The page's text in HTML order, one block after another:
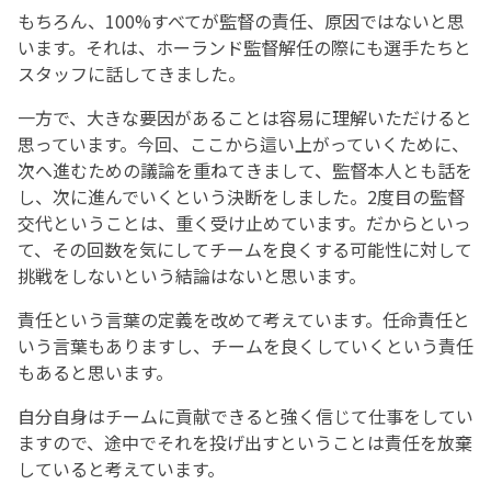
もちろん、100%すべてが監督の責任、原因ではないと思
います。それは、ホーランド監督解任の際にも選手たちと
スタッフに話してきました。
一方で、大きな要因があることは容易に理解いただけると
思っています。今回、ここから這い上がっていくために、
次へ進むための議論を重ねてきまして、監督本人とも話を
し、次に進んでいくという決断をしました。2度目の監督
交代ということは、重く受け止めています。だからといっ
て、その回数を気にしてチームを良くする可能性に対して
挑戦をしないという結論はないと思います。
責任という言葉の定義を改めて考えています。任命責任と
いう言葉もありますし、チームを良くしていくという責任
もあると思います。
自分自身はチームに貢献できると強く信じて仕事をしてい
ますので、途中でそれを投げ出すということは責任を放棄
していると考えています。